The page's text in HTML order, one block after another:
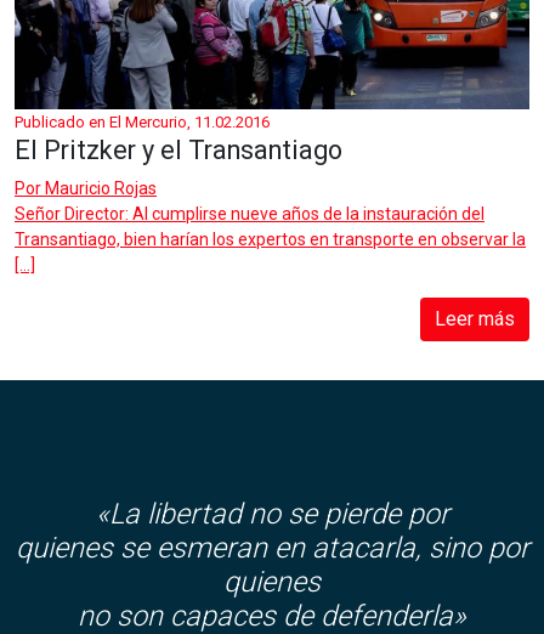
Publicado en El Mercurio, 11.02.2016
El Pritzker y el Transantiago
Por Mauricio Rojas
Señor Director: Al cumplirse nueve años de la instauración del
Transantiago, bien harían los expertos en transporte en observar la
[…]
Leer más
«La libertad no se pierde por
quienes se esmeran en atacarla, sino por
quienes
no son capaces de defenderla»